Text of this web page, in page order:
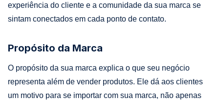
experiência do cliente e a comunidade da sua marca se
sintam conectados em cada ponto de contato.
Propósito da Marca
O propósito da sua marca explica o que seu negócio
representa além de vender produtos. Ele dá aos clientes
um motivo para se importar com sua marca, não apenas